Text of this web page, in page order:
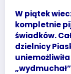
W piątek
kompletnie
świadków.
dzielnicy